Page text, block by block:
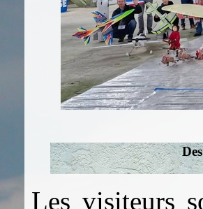
Les visiteurs